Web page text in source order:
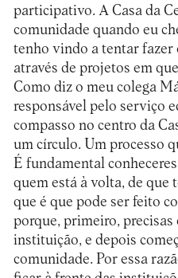
participativo. A Casa da
comunidade quando eu
tenho vindo a tentar fazer
através de projetos em
Como diz o meu colega
responsável pelo serviço
compasso no centro da
um círculo. Um processo
É fundamental
quem está à volta, de que
que é que pode ser feito
porque, primeiro,
instituição, e depois
comunidade. Por essa